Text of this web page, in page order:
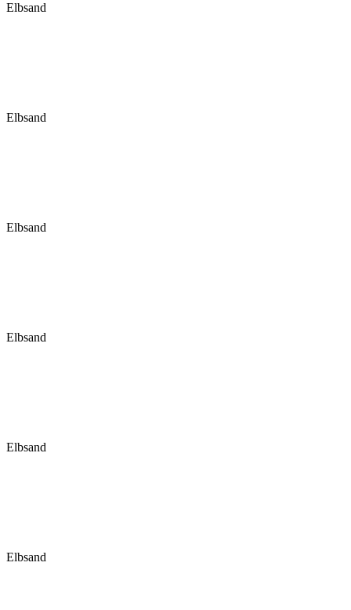
Elbsand
Elbsand
Elbsand
Elbsand
Elbsand
Elbsand